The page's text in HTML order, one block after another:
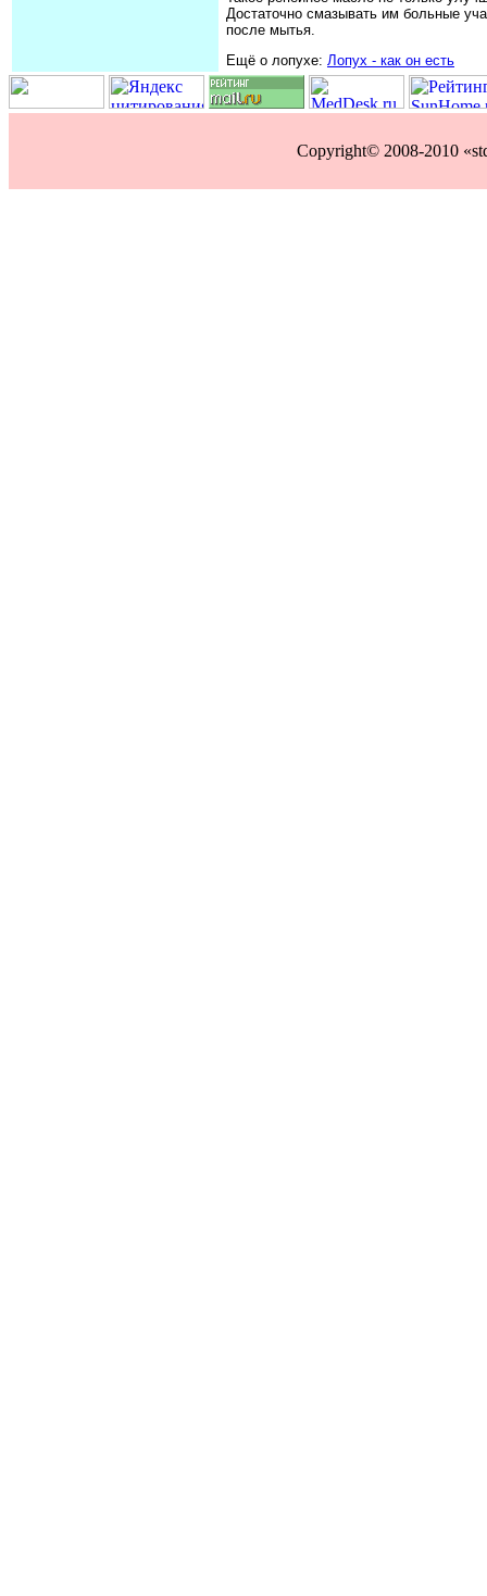
Достаточно смазывать им больные
после мытья.
Ещё о лопухе: Лопух - как он есть
Copyright© 2008-2010